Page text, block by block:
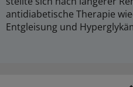
antidiabetische Therapie
Entgleisung und